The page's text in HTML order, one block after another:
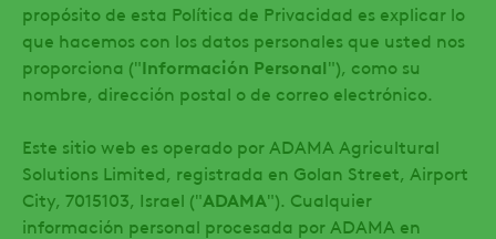
propósito de esta Política de Privacidad es explicar lo
que hacemos con los datos personales que usted nos
proporciona ("Información Personal"), como su
nombre, dirección postal o de correo electrónico.
Este sitio web es operado por ADAMA Agricultural
Solutions Limited, registrada en Golan Street, Airport
City, 7015103, Israel ("ADAMA"). Cualquier
información personal procesada por ADAMA en